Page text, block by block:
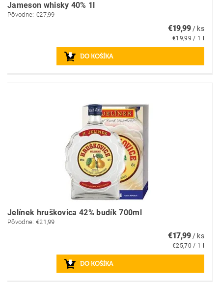
Jameson whisky 40% 1l
Pôvodne: €27,99
€19,99/ ks
€19,99 / 1 l
Jelínek hruškovica 42% budík 700ml
Pôvodne: €21,99
€17,99/ ks
€25,70 / 1 l